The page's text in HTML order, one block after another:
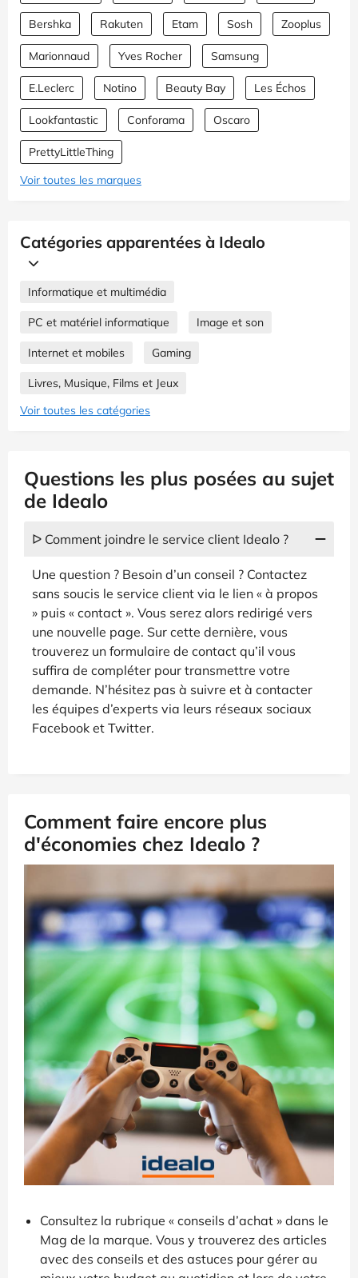
Bershka Rakuten Etam Sosh Zooplus
Marionnaud Yves Rocher Samsung
E.Leclerc Notino Beauty Bay Les Échos
Lookfantastic Conforama Oscaro
PrettyLittleThing
Voir toutes les marques
Catégories apparentées à Idealo
Informatique et multimédia
PC et matériel informatique Image et son
Internet et mobiles Gaming
Livres, Musique, Films et Jeux
Voir toutes les catégories
Questions les plus posées au sujet
de Idealo
ᐅ Comment joindre le service client Idealo ?
Une question ? Besoin d’un conseil ? Contactez
sans soucis le service client via le lien « à propos
» puis « contact ». Vous serez alors redirigé vers
une nouvelle page. Sur cette dernière, vous
trouverez un formulaire de contact qu’il vous
suffira de compléter pour transmettre votre
demande. N’hésitez pas à suivre et à contacter
les équipes d’experts via leurs réseaux sociaux
Facebook et Twitter.
Comment faire encore plus
d'économies chez Idealo ?
Consultez la rubrique « conseils d’achat » dans le
Mag de la marque. Vous y trouverez des articles
avec des conseils et des astuces pour gérer au